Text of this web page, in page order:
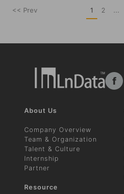
<< Prev 1 2 ...
f
About Us
Company Overview
Team & Organization
Talent & Culture
Internship
Partner
Resource